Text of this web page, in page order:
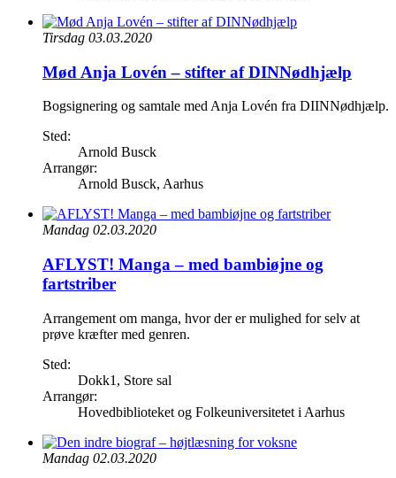
Tirsdag 03.03.2020
Mød Anja Lovén – stifter af DINNødhjælp
Bogsignering og samtale med Anja Lovén fra DIINNødhjælp.
Sted:
Arnold Busck
Arrangør:
Arnold Busck, Aarhus
Mandag 02.03.2020
AFLYST! Manga – med bambiøjne og
fartstriber
Arrangement om manga, hvor der er mulighed for selv at
prøve kræfter med genren.
Sted:
Dokk1, Store sal
Arrangør:
Hovedbiblioteket og Folkeuniversitetet i Aarhus
Mandag 02.03.2020